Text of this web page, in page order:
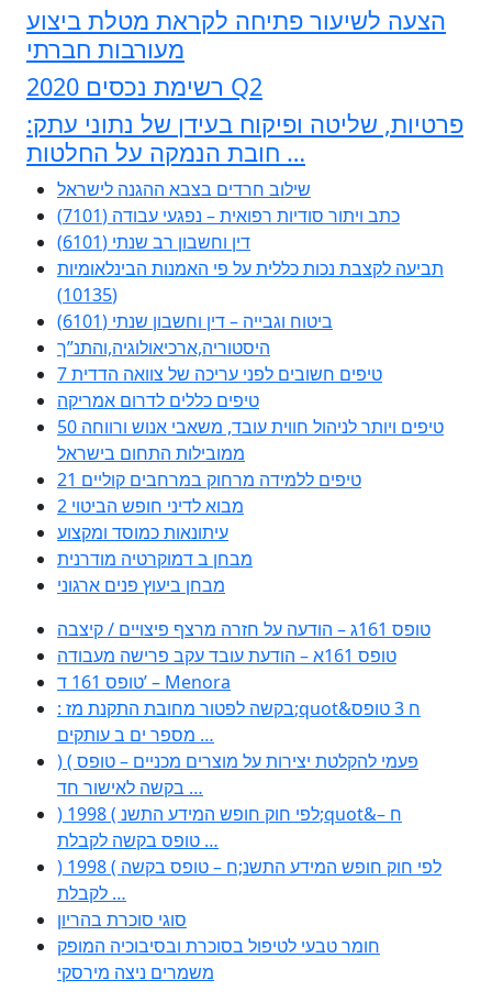
הצעה לשיעור פתיחה לקראת מטלת ביצוע
מעורבות חברתי
רשימת נכסים 2020 Q2
פרטיות, שליטה ופיקוח בעידן של נתוני עתק:
חובת הנמקה על החלטות …
שילוב חרדים בצבא ההגנה לישראל
כתב ויתור סודיות רפואית – נפגעי עבודה (7101)
דין וחשבון רב שנתי (6101)
תביעה לקצבת נכות כללית על פי האמנות הבינלאומיות
(10135)
ביטוח וגבייה – דין וחשבון שנתי (6101)
היסטוריה,ארכיאולוגיה,והתנ”ך
7 טיפים חשובים לפני עריכה של צוואה הדדית
טיפים כללים לדרום אמריקה
50 טיפים ויותר לניהול חווית עובד, משאבי אנוש ורווחה
ממובילות התחום בישראל
21 טיפים ללמידה מרחוק במרחבים קוליים
מבוא לדיני חופש הביטוי 2
עיתונאות כמוסד ומקצוע
מבחן ב דמוקרטיה מודרנית
מבחן ביעוץ פנים ארגוני
טופס 161ג – הודעה על חזרה מרצף פיצויים / קיצבה
טופס 161א – הודעת עובד עקב פרישה מעבודה
טופס 161 ד’ – Menora
: בקשה לפטור מחובת התקנת מז;quot&ח 3 טופס
מספר ים ב עותקים …
) ( פעמי להקלטת יצירות על מוצרים מכניים – טופס
בקשה לאישור חד …
) 1998 ( לפי חוק חופש המידע התשנ;quot&ח –
טופס בקשה לקבלת …
) 1998 ( לפי חוק חופש המידע התשנ;ח – טופס בקשה
לקבלת …
סוגי סוכרת בהריון
חומר טבעי לטיפול בסוכרת ובסיבוכיה המופק
משמרים ניצה מירסקי